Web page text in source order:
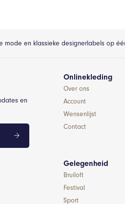
mode en klassieke designerlabels op
en
Onlinekleding
Over ons
Account
Wensenlijst
Contact
Gelegenheid
Bruiloft
Festival
Sport